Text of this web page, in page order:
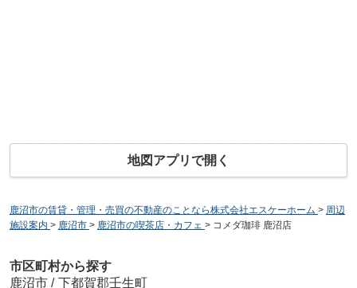
地図アプリで開く
鹿沼市の賃貸・管理・売買の不動産のことなら株式会社エスケーホーム > 周辺
施設案内 > 鹿沼市 > 鹿沼市の喫茶店・カフェ > コメダ珈琲 鹿沼店
市区町村から探す
鹿沼市 / 下都賀郡壬生町